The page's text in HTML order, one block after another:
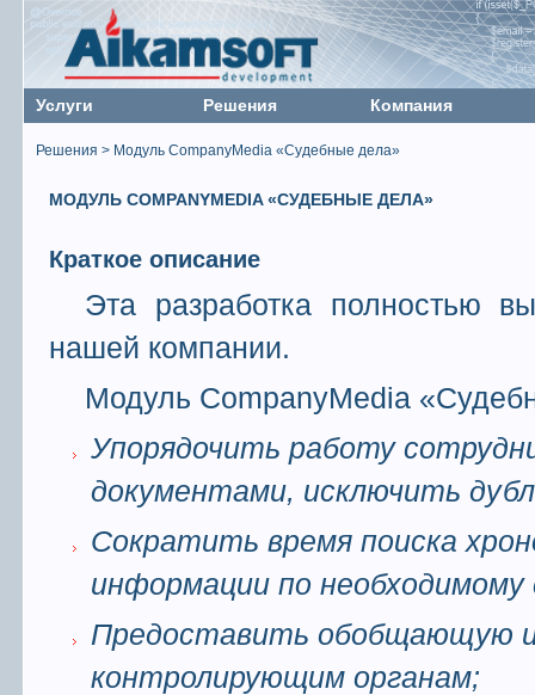
Услуги Решения Компания
Решения > Модуль CompanyMedia «Судебные дела»
МОДУЛЬ COMPANYMEDIA «СУДЕБНЫЕ ДЕЛА»
Краткое описание
Эта разработка полностью
нашей компании.
Модуль CompanyMedia
Упорядочить работу
документами, исключить
Cократить время поиска
информации по необходимому
Предоставить обобщающую
контролирующим органам;